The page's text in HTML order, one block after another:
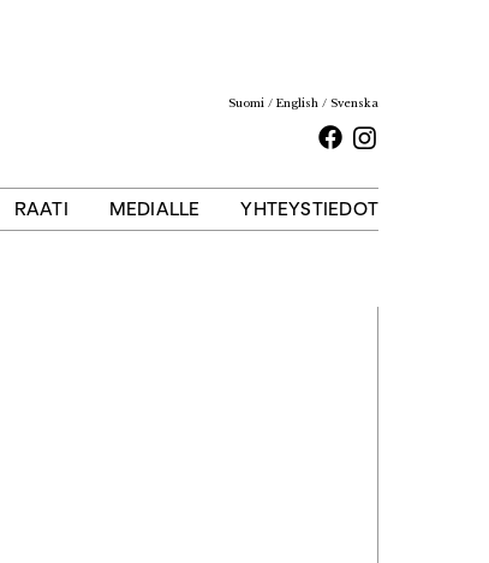
Suomi English Svenska
Facebook
RAATI MEDIALLE YHTEYSTIEDOT